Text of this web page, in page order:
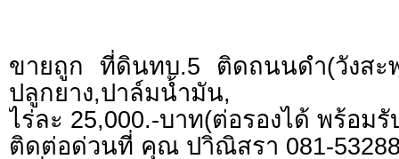
ขายถูก ที่ดินทบ.5 ติดถนนดำ(วังสะ
ปลูกยาง,ปาล์มน้ำมัน,
ไร่ละ 25,000.-บาท(ต่อรองได้ พร้อม
ติดต่อด่วนที่ คุณ ปาิณิสรา 081-